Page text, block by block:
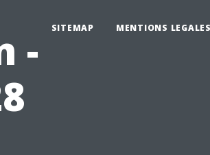
SITEMAP MENTIONS LEGALES
-